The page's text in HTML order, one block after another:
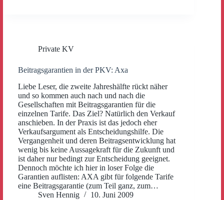
Private KV
Beitragsgarantien in der PKV: Axa
Liebe Leser, die zweite Jahreshälfte rückt näher
und so kommen auch nach und nach die
Gesellschaften mit Beitragsgarantien für die
einzelnen Tarife. Das Ziel? Natürlich den Verkauf
anschieben. In der Praxis ist das jedoch eher
Verkaufsargument als Entscheidungshilfe. Die
Vergangenheit und deren Beitragsentwicklung hat
wenig bis keine Aussagekraft für die Zukunft und
ist daher nur bedingt zur Entscheidung geeignet.
Dennoch möchte ich hier in loser Folge die
Garantien auflisten: AXA gibt für folgende Tarife
eine Beitragsgarantie (zum Teil ganz, zum…
Sven Hennig
10. Juni 2009